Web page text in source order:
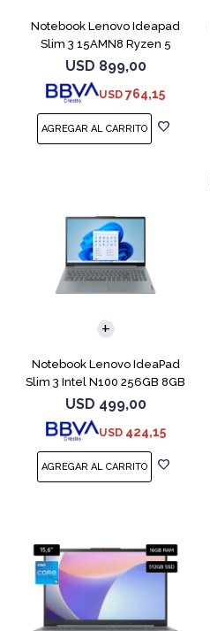
Notebook Lenovo Ideapad
Slim 3 15AMN8 Ryzen 5
7520U 512 16GB
USD 899,00
USD 764,15
Notebook Lenovo IdeaPad
Slim 3 Intel N100 256GB 8GB
USD 499,00
USD 424,15